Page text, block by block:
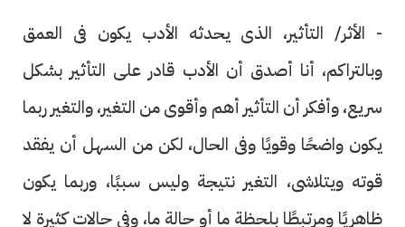
- الأثر/ التأثير، الذى يحدثه الأدب يكون فى العمق
وبالتراكم، أنا أصدق أن الأدب قادر على التأثير بشكل
سريع، وأفكر أن التأثير أهم وأقوى من التغير، والتغير ربما
يكون واضحًا وقويًا وفى الحال، لكن من السهل أن يفقد
قوته ويتلاشى، التغير نتيجة وليس سببًا، وربما يكون
ظاهريًا ومرتبطًا بلحظة ما أو حالة ما، وفى حالات كثيرة لا